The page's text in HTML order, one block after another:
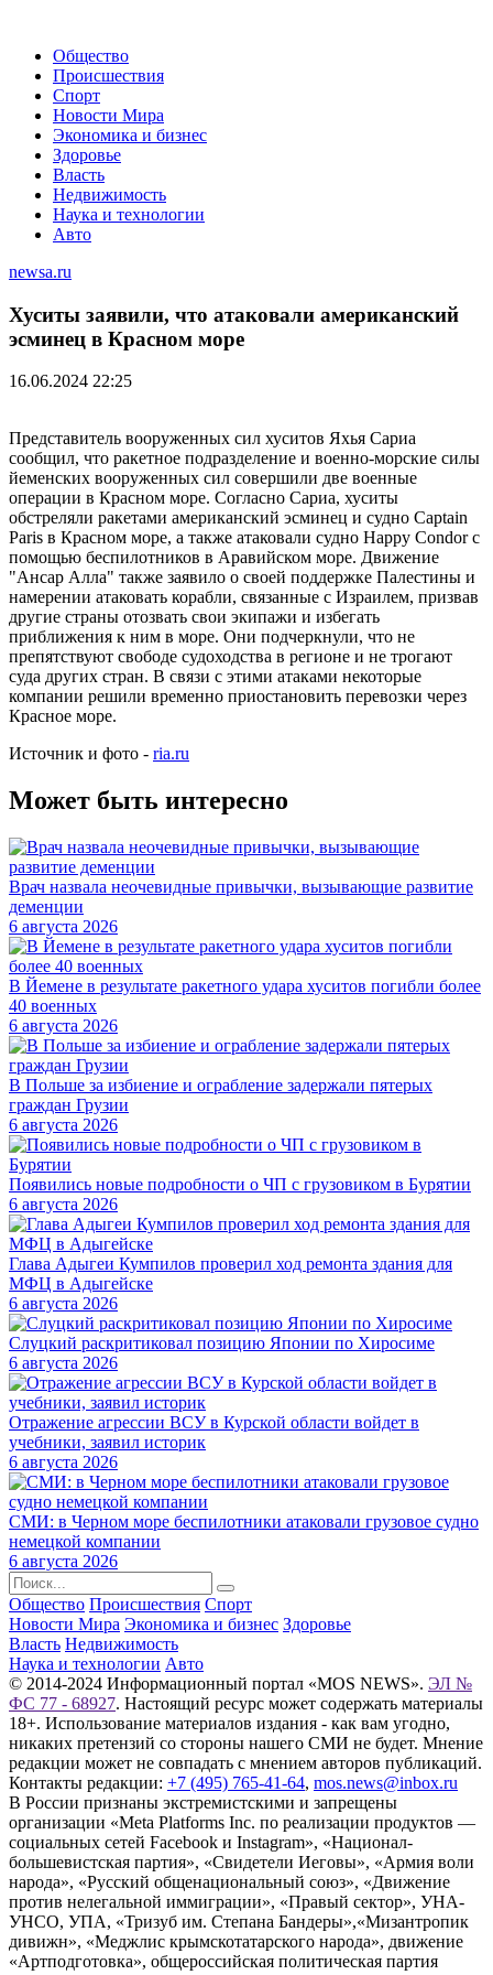
Общество
Происшествия
Спорт
Новости Мира
Экономика и бизнес
Здоровье
Власть
Недвижимость
Наука и технологии
Авто
newsa.ru
Хуситы заявили, что атаковали американский
эсминец в Красном море
16.06.2024 22:25
Представитель вооруженных сил хуситов Яхья Сариа
сообщил, что ракетное подразделение и военно-морские силы
йеменских вооруженных сил совершили две военные
операции в Красном море. Согласно Сариа, хуситы
обстреляли ракетами американский эсминец и судно Captain
Paris в Красном море, а также атаковали судно Happy Condor с
помощью беспилотников в Аравийском море. Движение
"Ансар Алла" также заявило о своей поддержке Палестины и
намерении атаковать корабли, связанные с Израилем, призвав
другие страны отозвать свои экипажи и избегать
приближения к ним в море. Они подчеркнули, что не
препятствуют свободе судоходства в регионе и не трогают
суда других стран. В связи с этими атаками некоторые
компании решили временно приостановить перевозки через
Красное море.
Источник и фото - ria.ru
Может быть интересно
Врач назвала неочевидные привычки, вызывающие развитие
деменции
6 августа 2026
В Йемене в результате ракетного удара хуситов погибли более
40 военных
6 августа 2026
В Польше за избиение и ограбление задержали пятерых
граждан Грузии
6 августа 2026
Появились новые подробности о ЧП с грузовиком в Бурятии
6 августа 2026
Глава Адыгеи Кумпилов проверил ход ремонта здания для
МФЦ в Адыгейске
6 августа 2026
Слуцкий раскритиковал позицию Японии по Хиросиме
6 августа 2026
Отражение агрессии ВСУ в Курской области войдет в
учебники, заявил историк
6 августа 2026
СМИ: в Черном море беспилотники атаковали грузовое судно
немецкой компании
6 августа 2026
Общество Происшествия Спорт
Новости Мира Экономика и бизнес Здоровье
Власть Недвижимость
Наука и технологии Авто
© 2014-2024 Информационный портал «MOS NEWS». ЭЛ №
ФС 77 - 68927. Настоящий ресурс может содержать материалы
18+. Использование материалов издания - как вам угодно,
никаких претензий со стороны нашего СМИ не будет. Мнение
редакции может не совпадать с мнением авторов публикаций.
Контакты редакции: +7 (495) 765-41-64, mos.news@inbox.ru
В России признаны экстремистскими и запрещены
организации «Meta Platforms Inc. по реализации продуктов —
социальных сетей Facebook и Instagram», «Национал-
большевистская партия», «Свидетели Иеговы», «Армия воли
народа», «Русский общенациональный союз», «Движение
против нелегальной иммиграции», «Правый сектор», УНА-
УНСО, УПА, «Тризуб им. Степана Бандеры»,«Мизантропик
дивижн», «Меджлис крымскотатарского народа», движение
«Артподготовка», общероссийская политическая партия